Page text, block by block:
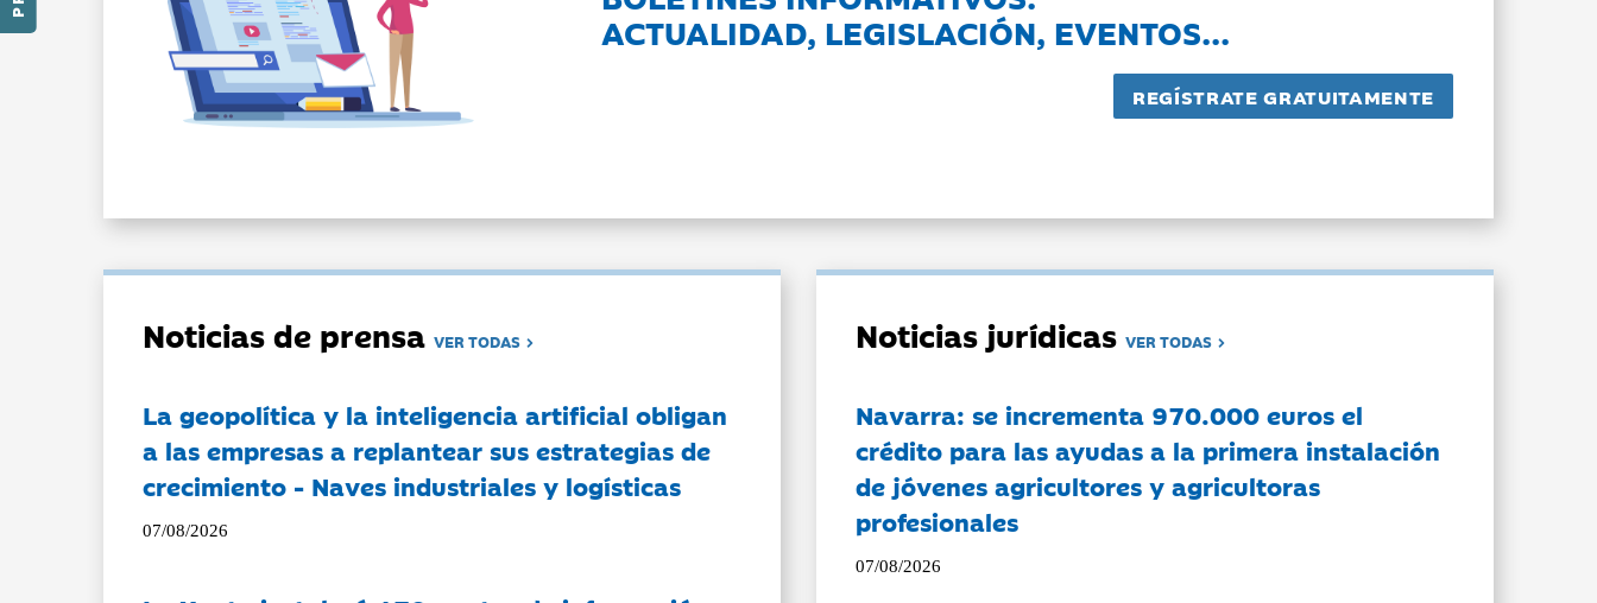
ACTUALIDAD, LEGISLACIÓN, EVENTOS...
Noticias de prensaVER TODAS
La geopolítica y la inteligencia artificial obligan
a las empresas a replantear sus estrategias de
crecimiento - Naves industriales y logísticas
07/08/2026
Noticias jurídicasVER TODAS
Navarra: se incrementa 970.000 euros el
crédito para las ayudas a la primera instalación
de jóvenes agricultores y agricultoras
profesionales
07/08/2026